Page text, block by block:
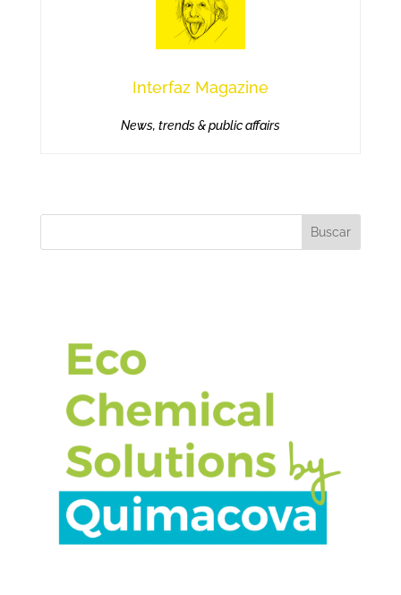
Interfaz Magazine
News, trends & public affairs
Buscar